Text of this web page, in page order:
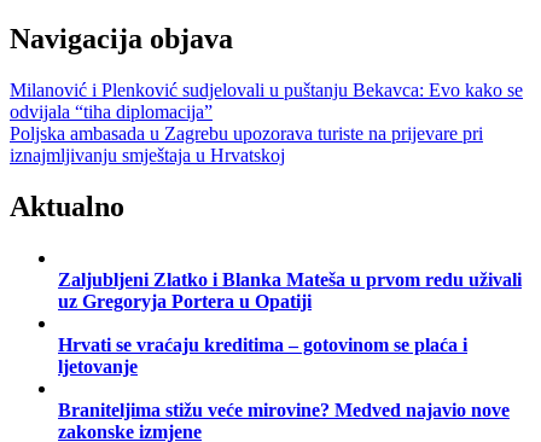
Navigacija objava
Milanović i Plenković sudjelovali u puštanju Bekavca: Evo kako se
odvijala “tiha diplomacija”
Poljska ambasada u Zagrebu upozorava turiste na prijevare pri
iznajmljivanju smještaja u Hrvatskoj
Aktualno
Zaljubljeni Zlatko i Blanka Mateša u prvom redu uživali
uz Gregoryja Portera u Opatiji
Hrvati se vraćaju kreditima – gotovinom se plaća i
ljetovanje
Braniteljima stižu veće mirovine? Medved najavio nove
zakonske izmjene